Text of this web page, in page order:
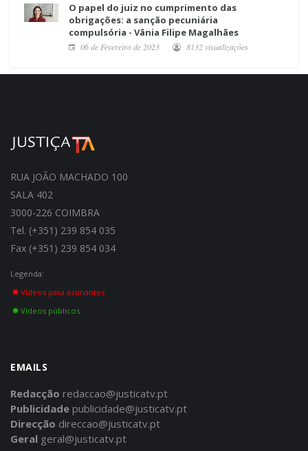
O papel do juiz no cumprimento das
obrigações: a sanção pecuniária
compulsória - Vânia Filipe Magalhães
06 de Fevereiro de 2023 8132 visualizações
RUA JOÃO MACHADO 100
SALA 402
3000-226 COIMBRA
Tel. (+351) 239 854 035
Fax (+351) 239 854 034
Legenda:
Vídeos para assinantes
Vídeos públicos
EMAILS
Redacção redaccao@justicatv.pt
Publicidade publicidade@justicatv.pt
Direcção direccao@justicatv.pt
Geral geral@justicatv.pt